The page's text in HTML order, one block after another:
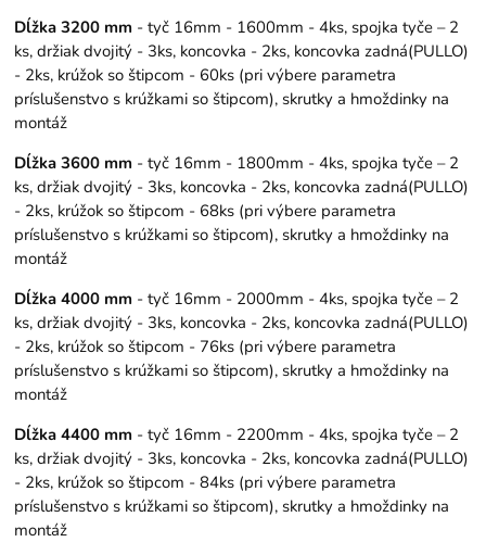
Dĺžka 3200 mm - tyč 16mm - 1600mm - 4ks, spojka tyče – 2
ks, držiak dvojitý - 3ks, koncovka - 2ks, koncovka zadná(PULLO)
- 2ks, krúžok so štipcom - 60ks (pri výbere parametra
príslušenstvo s krúžkami so štipcom), skrutky a hmoždinky na
montáž
Dĺžka 3600 mm - tyč 16mm - 1800mm - 4ks, spojka tyče – 2
ks, držiak dvojitý - 3ks, koncovka - 2ks, koncovka zadná(PULLO)
- 2ks, krúžok so štipcom - 68ks (pri výbere parametra
príslušenstvo s krúžkami so štipcom), skrutky a hmoždinky na
montáž
Dĺžka 4000 mm - tyč 16mm - 2000mm - 4ks, spojka tyče – 2
ks, držiak dvojitý - 3ks, koncovka - 2ks, koncovka zadná(PULLO)
- 2ks, krúžok so štipcom - 76ks (pri výbere parametra
príslušenstvo s krúžkami so štipcom), skrutky a hmoždinky na
montáž
Dĺžka 4400 mm - tyč 16mm - 2200mm - 4ks, spojka tyče – 2
ks, držiak dvojitý - 3ks, koncovka - 2ks, koncovka zadná(PULLO)
- 2ks, krúžok so štipcom - 84ks (pri výbere parametra
príslušenstvo s krúžkami so štipcom), skrutky a hmoždinky na
montáž